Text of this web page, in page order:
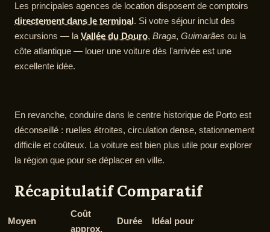
Les principales agences de location disposent de comptoirs
directement dans le terminal. Si votre séjour inclut des
excursions — la Vallée du Douro, Braga, Guimarães ou la
côte atlantique — louer une voiture dès l'arrivée est une
excellente idée.
En revanche, conduire dans le centre historique de Porto est
déconseillé : ruelles étroites, circulation dense, stationnement
difficile et coûteux. La voiture est bien plus utile pour explorer
la région que pour se déplacer en ville.
Récapitulatif Comparatif
Moyen
Coût
approx.
Durée Idéal pour